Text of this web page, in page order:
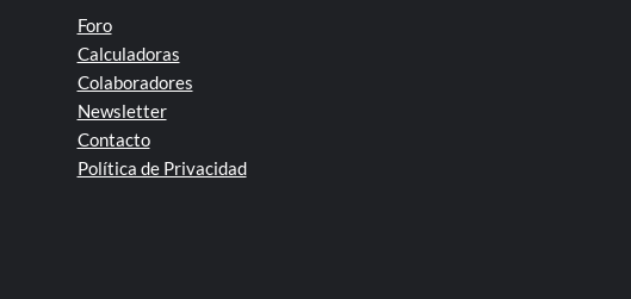
Foro
Calculadoras
Colaboradores
Newsletter
Contacto
Política de Privacidad